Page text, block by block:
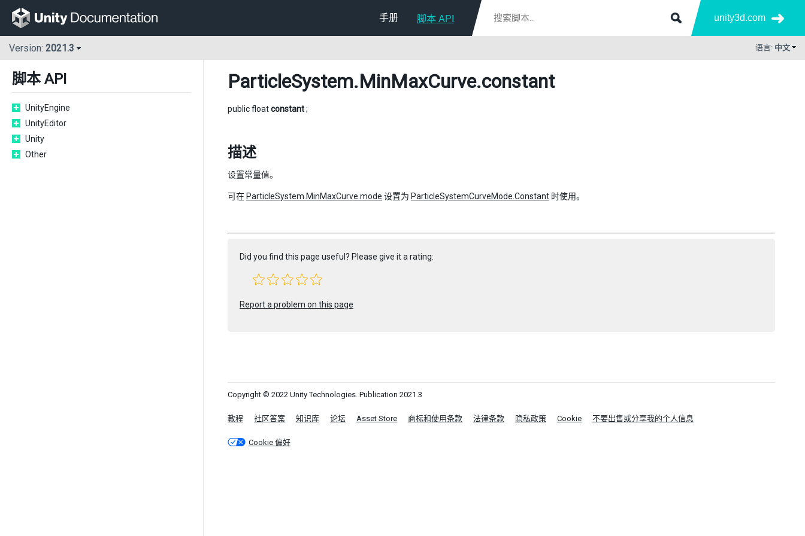
手册 脚本 API unity3d.com
Version: 2021.3 语言: 中文
脚本 API
UnityEngine
UnityEditor
Unity
Other
ParticleSystem.MinMaxCurve.constant
public floatconstant;
描述
设置常量值。
可在 ParticleSystem.MinMaxCurve.mode 设置为 ParticleSystemCurveMode.Constant 时使用。
Did you find this page useful? Please give it a rating:
Report a problem on this page
Copyright © 2022 Unity Technologies. Publication 2021.3
教程 社区答案 知识库 论坛 Asset Store 商标和使用条款 法律条款 隐私政策 Cookie 不要出售或分享我的个人信息
Cookie 偏好